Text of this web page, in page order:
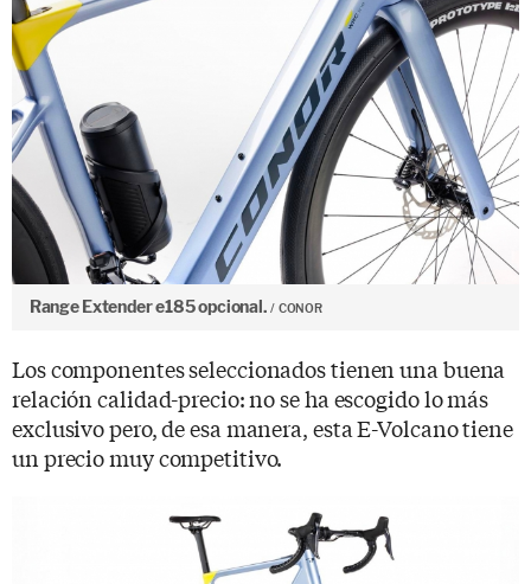
Range Extender e185 opcional. CONOR
Los componentes seleccionados tienen una buena
relación calidad-precio: no se ha escogido lo más
exclusivo pero, de esa manera, esta E-Volcano tiene
un precio muy competitivo.